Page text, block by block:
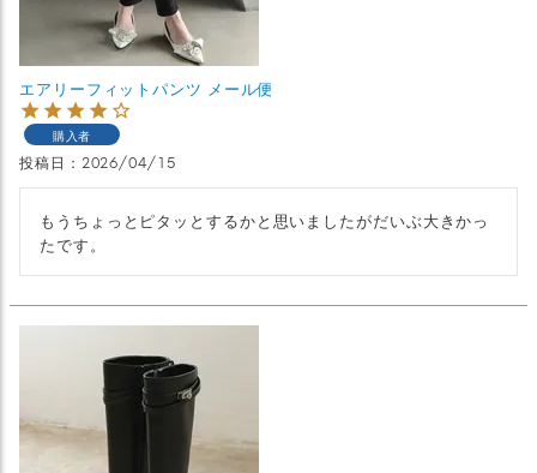
エアリーフィットパンツ メール便
購入者
投稿日 2026/04/15
もうちょっとピタッとするかと思いましたがだいぶ大きかっ
たです。